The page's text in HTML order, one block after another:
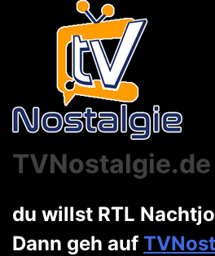
TVNostalgie.de
du willst RTL
Dann geh auf